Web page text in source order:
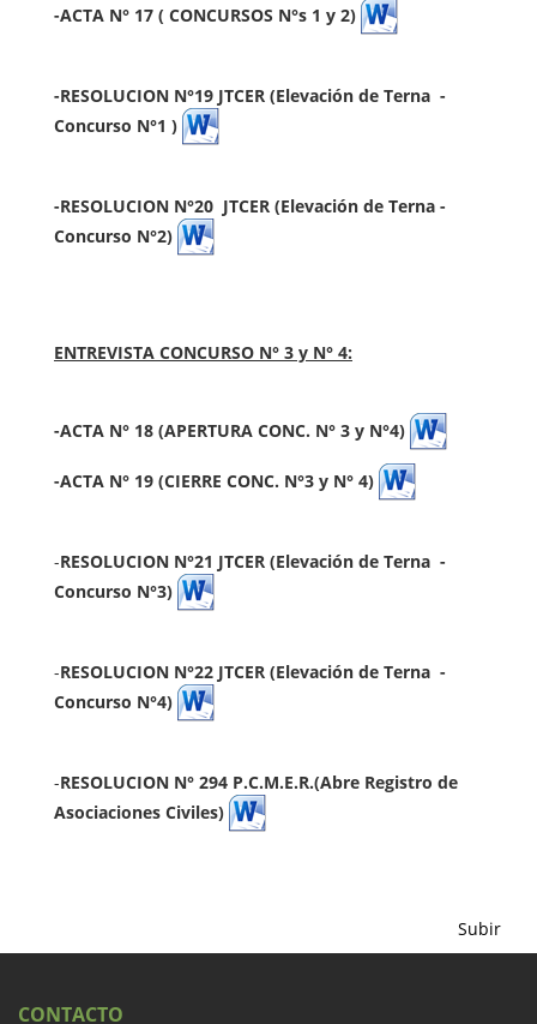
-ACTA N° 17 ( CONCURSOS N°s 1 y 2)
-RESOLUCION N°19 JTCER (Elevación de Terna -
Concurso N°1 )
-RESOLUCION N°20 JTCER (Elevación de Terna -
Concurso N°2)
ENTREVISTA CONCURSO N° 3 y N° 4:
-ACTA N° 18 (APERTURA CONC. N° 3 y N°4)
-ACTA N° 19 (CIERRE CONC. N°3 y N° 4)
-RESOLUCION N°21 JTCER (Elevación de Terna -
Concurso N°3)
-RESOLUCION N°22 JTCER (Elevación de Terna -
Concurso N°4)
-RESOLUCION N° 294 P.C.M.E.R.(Abre Registro de
Asociaciones Civiles)
Subir
CONTACTO